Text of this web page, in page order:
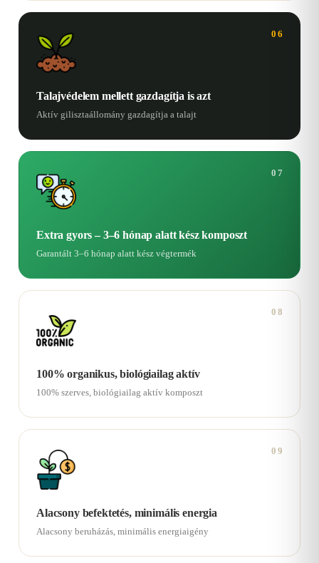
06
Talajvédelem mellett gazdagítja is azt
Aktív gilisztaállomány gazdagítja a talajt
07
Extra gyors – 3–6 hónap alatt kész komposzt
Garantált 3–6 hónap alatt kész végtermék
08
100% organikus, biológiailag aktív
100% szerves, biológiailag aktív komposzt
09
Alacsony befektetés, minimális energia
Alacsony beruházás, minimális energiaigény